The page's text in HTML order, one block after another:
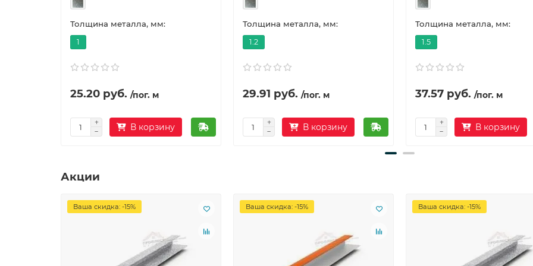
Толщина металла, мм:
1
25.20 руб. /пог. м
В корзину
Толщина металла, мм:
1.2
29.91 руб. /пог. м
В корзину
Толщина металла, мм:
1.5
37.57 руб. /пог. м
В корзину
Акции
Ваша скидка: -15% Ваша скидка: -15% Ваша скидка: -15%